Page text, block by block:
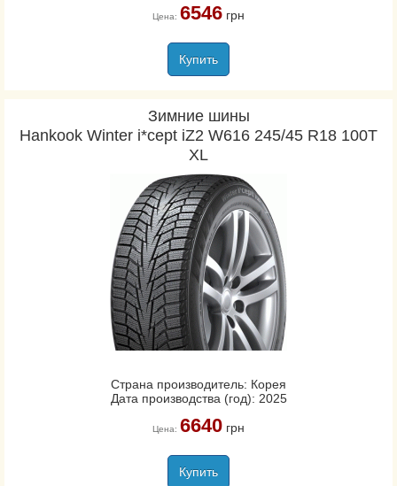
Цена: 6546грн
Купить
Зимние шины
Hankook Winter i*cept iZ2 W616 245/45 R18 100T
XL
Страна производитель: Корея
Дата производства (год): 2025
Цена: 6640грн
Купить